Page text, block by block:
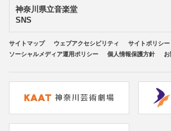
神奈川県立音楽堂
SNS
サイトマップ ウェブアクセシビリティ
サイトポリシー
ソーシャルメディア運用ポリシー
個人情報保護方針